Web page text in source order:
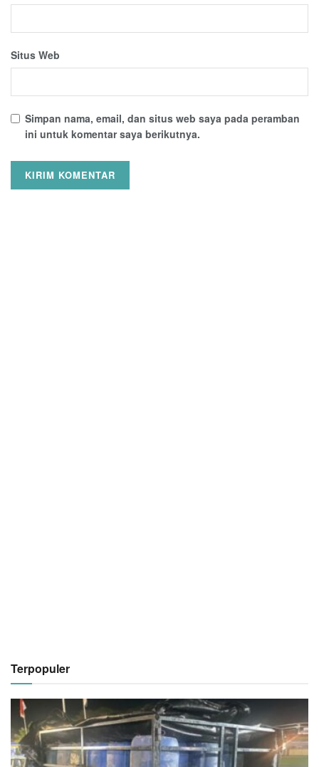
Situs Web
Simpan nama, email, dan situs web saya pada peramban
ini untuk komentar saya berikutnya.
Terpopuler